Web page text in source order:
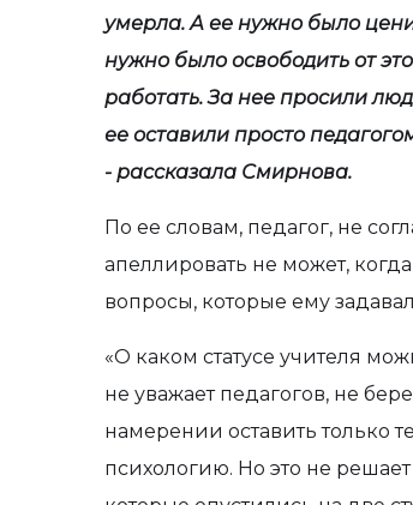
умерла. А ее нужно было
нужно было освободить от
работать. За нее просили
ее оставили просто
- рассказала Смирнова.
По ее словам, педагог, не
апеллировать не может,
вопросы, которые ему
«О каком статусе учителя
не уважает педагогов, не
намерении оставить только
психологию. Но это не